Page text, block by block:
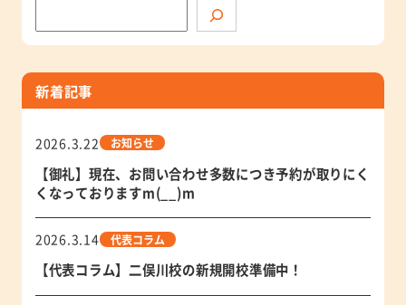
索
新着記事
2026.3.22 お知らせ
【御礼】現在、お問い合わせ多数につき予約が取りにく
くなっておりますm(__)m
2026.3.14 代表コラム
【代表コラム】二俣川校の新規開校準備中！